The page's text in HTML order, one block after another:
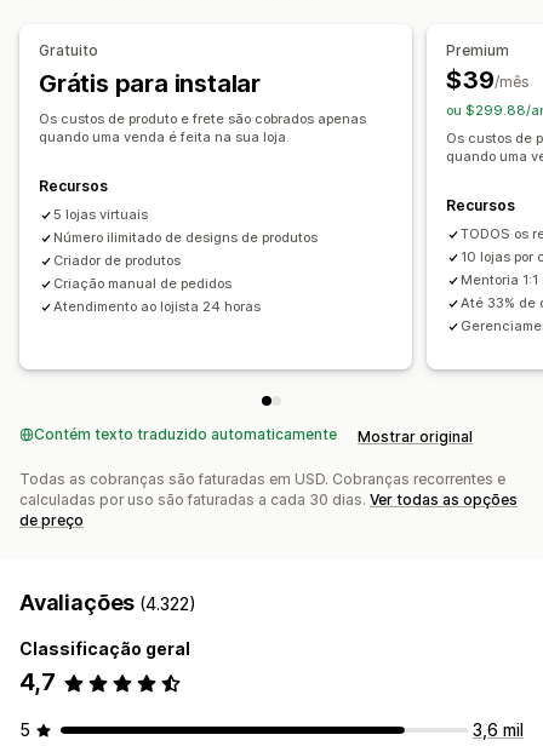
Polônia
Bordados
Utensílios para bebidas
Presentes de Natal
Produtos para pets Arte para parede Orgânico
Opções de frete
Marca branca Frete em lote
Processamento de pedidos global
Acompanhamento de pedido
Gratuito
Grátis para instalar
Os custos de produto e frete são cobrados apenas
quando uma venda é feita na sua loja.
Recursos
5 lojas virtuais
Número ilimitado de designs de produtos
Criador de produtos
Criação manual de pedidos
Atendimento ao lojista 24 horas
Premium
$39/mês
ou $299.88/
Os custos de
quando uma
Recursos
TODOS os
10 lojas por
Mentoria
Até 33% de
Contém texto traduzido automaticamente Mostrar original
Todas as cobranças são faturadas em USD. Cobranças recorrentes e
calculadas por uso são faturadas a cada 30 dias. Ver todas as opções
de preço
Avaliações (4.322)
Classificação geral
4,7
5
3,6 mil